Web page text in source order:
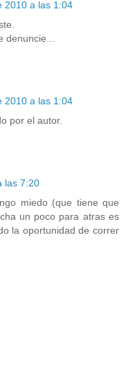
2010 a las 1:04
2010 a las 1:04
por el autor.
las 7:20
miedo (que tiene que
un poco para atras es
la oportunidad de correr